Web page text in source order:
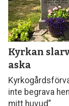
Kyrkan
aska
inte begrava
mitt huvud”